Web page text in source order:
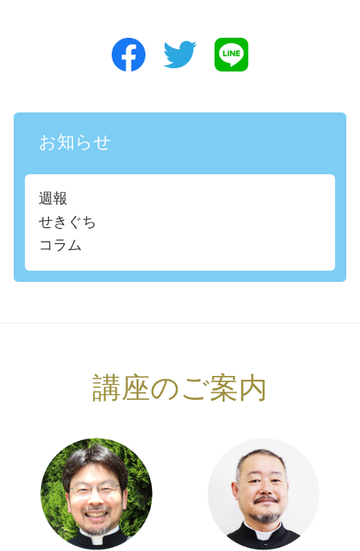
お知らせ
週報
せきぐち
コラム
講座のご案内